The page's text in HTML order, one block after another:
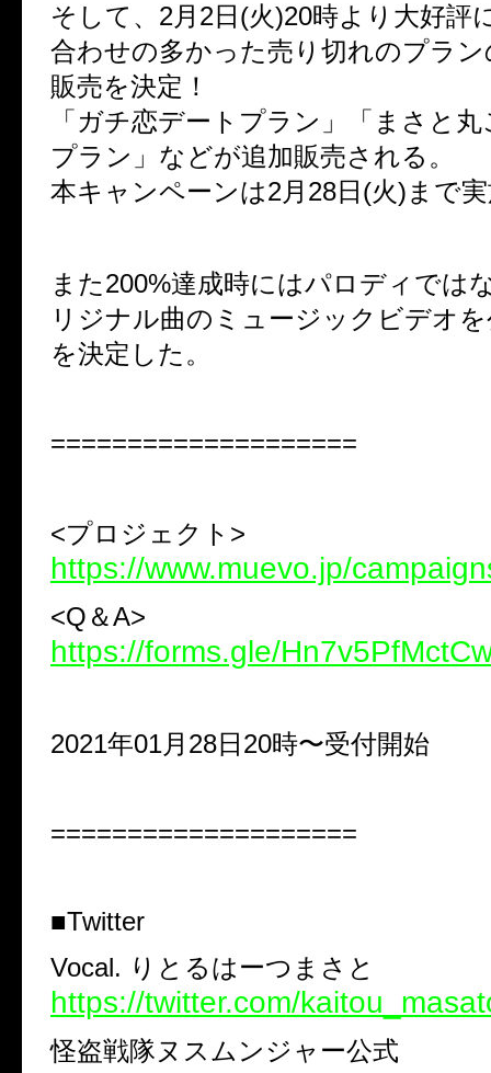
そして、2月2日(火)20時より大好評
合わせの多かった売り切れのプラ
販売を決定！
「ガチ恋デートプラン」「まさと
プラン」などが追加販売される。
本キャンペーンは2月28日(火)まで
また200%達成時にはパロディでは
リジナル曲のミュージックビデオ
を決定した。
====================
<プロジェクト>
https://www.muevo.jp/
<Q＆A>
https://forms.gle/
2021年01月28日20時〜受付開始
====================
■Twitter
Vocal. りとるはーつまさと
https://twitter.com/
怪盗戦隊ヌスムンジャー公式